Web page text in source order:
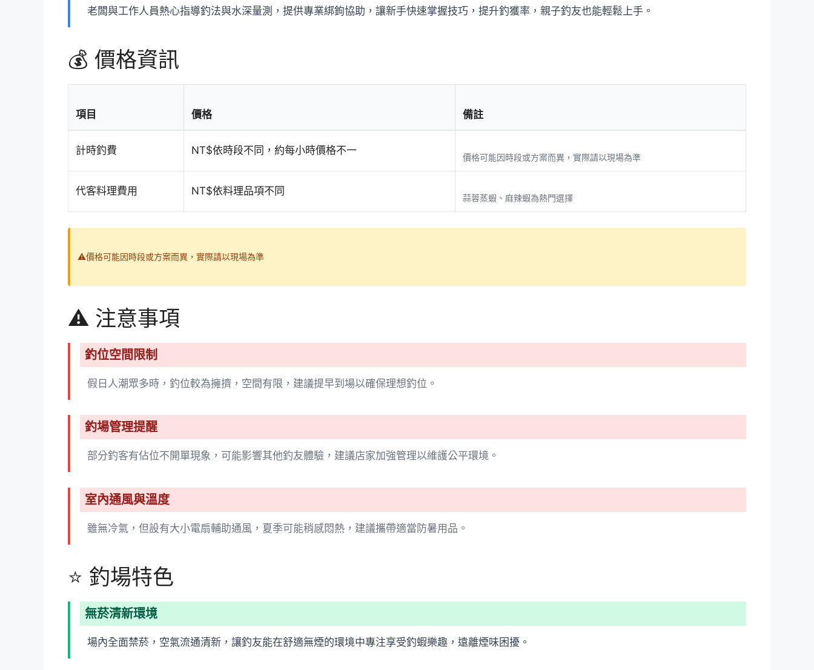
老闆與工作人員熱心指導釣法與水深量測，提供專業綁鉤協助，讓新手快速掌握技巧，提升釣獲率，親子釣友也能輕鬆上手。
💰 價格資訊
項目 價格 備註
計時釣費 NT$依時段不同，約每小時價格不一
價格可能因時段或方案而異，實際請以現場為準
代客料理費用 NT$依料理品項不同
蒜蓉蒸蝦、麻辣蝦為熱門選擇
⚠️價格可能因時段或方案而異，實際請以現場為準
⚠️ 注意事項
釣位空間限制
假日人潮眾多時，釣位較為擁擠，空間有限，建議提早到場以確保理想釣位。
釣場管理提醒
部分釣客有佔位不開單現象，可能影響其他釣友體驗，建議店家加強管理以維護公平環境。
室內通風與溫度
雖無冷氣，但設有大小電扇輔助通風，夏季可能稍感悶熱，建議攜帶適當防暑用品。
⭐ 釣場特色
無菸清新環境
場內全面禁菸，空氣流通清新，讓釣友能在舒適無煙的環境中專注享受釣蝦樂趣，遠離煙味困擾。